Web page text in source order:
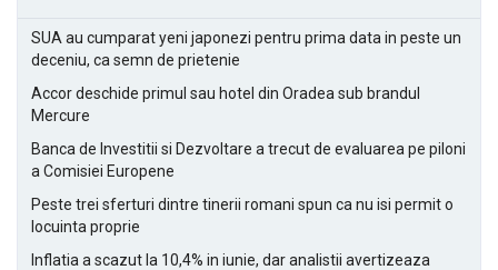
SUA au cumparat yeni japonezi pentru prima data in peste un
deceniu, ca semn de prietenie
Accor deschide primul sau hotel din Oradea sub brandul
Mercure
Banca de Investitii si Dezvoltare a trecut de evaluarea pe piloni
a Comisiei Europene
Peste trei sferturi dintre tinerii romani spun ca nu isi permit o
locuinta proprie
Inflatia a scazut la 10,4% in iunie, dar analistii avertizeaza